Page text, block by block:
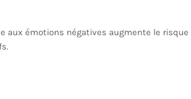
aux émotions négatives augmente le risque